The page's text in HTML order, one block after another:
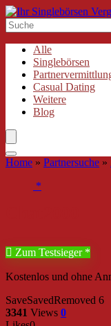
Alle
Singlebörsen
Casual Dating
Weitere
Blog
Home » Partnersuche »
Zum Testsieger
Kostenlos und ohne
SaveSavedRemoved 6
3341 Views 0